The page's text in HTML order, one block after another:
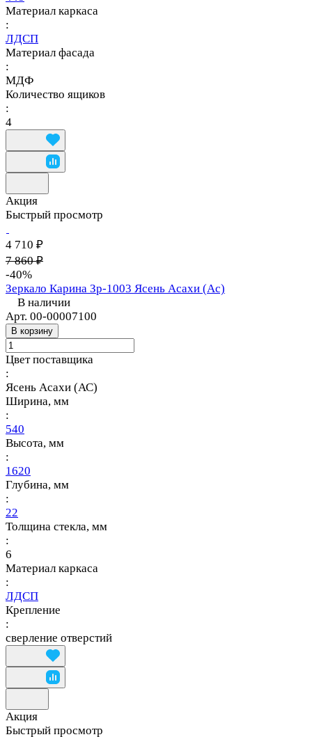
Материал каркаса
:
ЛДСП
Материал фасада
:
МДФ
Количество ящиков
:
4
Акция
Быстрый просмотр
4 710 ₽
7 860 ₽
-40%
Зеркало Карина Зр-1003 Ясень Асахи (Ас)
В наличии
Арт. 00-00007100
В корзину
Цвет поставщика
:
Ясень Асахи (АС)
Ширина, мм
:
540
Высота, мм
:
1620
Глубина, мм
:
22
Толщина стекла, мм
:
6
Материал каркаса
:
ЛДСП
Крепление
:
сверление отверстий
Акция
Быстрый просмотр